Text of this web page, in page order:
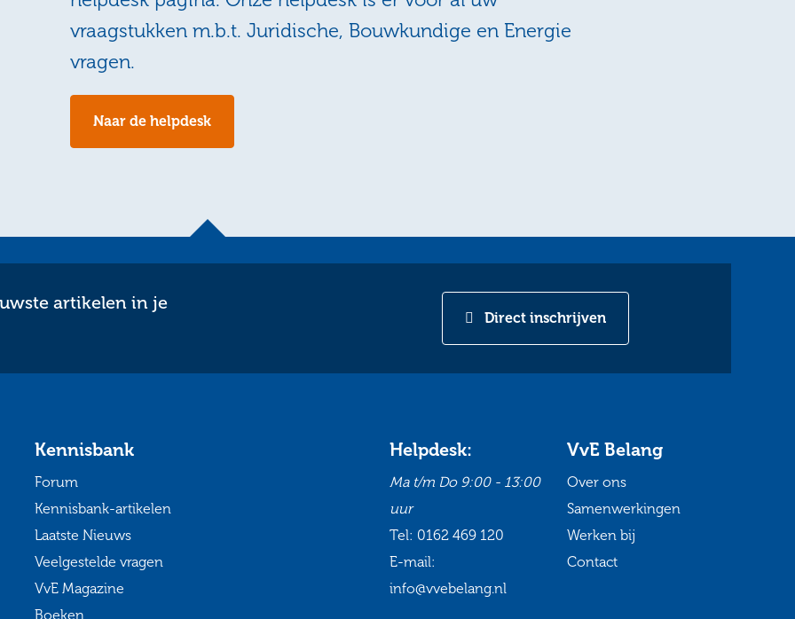
vraagstukken m.b.t. Juridische, Bouwkundige en Energie
vragen.
Naar de helpdesk
artikelen in je
Direct inschrijven
Kennisbank
Forum
Kennisbank-artikelen
Laatste Nieuws
Veelgestelde vragen
VvE Magazine
Boeken
VvE Belang
Over ons
Samenwerkingen
Werken bij
Contact
Helpdesk:
Ma t/m Do 9:00 - 13:00
uur
Tel: 0162 469 120
E-mail:
info@vvebelang.nl